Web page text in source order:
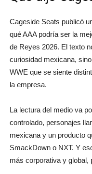
Cageside Seats publicó
qué AAA podría ser la
de Reyes 2026. El texto
curiosidad mexicana,
WWE que se siente
la empresa.
La lectura del medio va
controlado, personajes
mexicana y un producto
SmackDown o NXT. Y
más corporativa y global,